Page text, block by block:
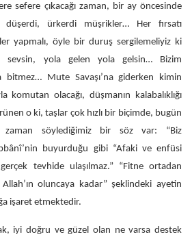
sefere çıkacağı zaman, bir ay öncesinde
ürkerdi müşrikler… Her fırsatı
yapmalı, öyle bir duruş sergilemeliyiz ki
sevsin, yola gelen yola gelsin… Bizim
bitmez… Mute Savaşı’na giderken kimin
komutan olacağı, düşmanın kalabalıklığı
o ki, taşlar çok hızlı bir biçimde, bugün
söylediğimiz bir söz var: “Biz
buyurduğu gibi “Afaki ve enfüsi
tevhide ulaşılmaz.” “Fitne ortadan
oluncaya kadar” şeklindeki ayetin
işaret etmektedir.
iyi doğru ve güzel olan ne varsa destek